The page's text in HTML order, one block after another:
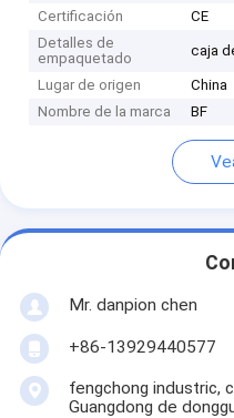
Certificación
CE
Detalles de
empaquetado
caja
Lugar de origen
China
Nombre de la marca
BF
Mr. danpion chen
+86-13929440577
fengchong industric,
Guangdong de